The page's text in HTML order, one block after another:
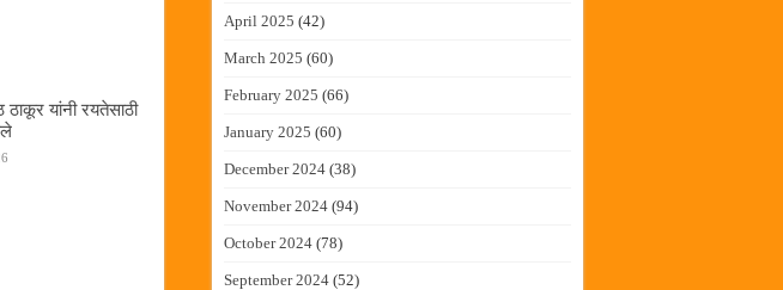
यांनी रयतेसाठी
April 2025 (42)
March 2025 (60)
February 2025 (66)
January 2025 (60)
December 2024 (38)
November 2024 (94)
October 2024 (78)
September 2024 (52)